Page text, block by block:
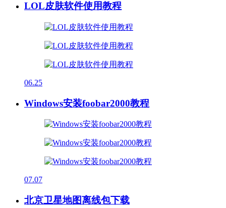
LOL皮肤软件使用教程
06.25
Windows安装foobar2000教程
07.07
北京卫星地图离线包下载